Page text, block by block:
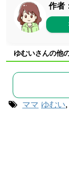
作者
ゆむいさんの他
ママ ゆむい,